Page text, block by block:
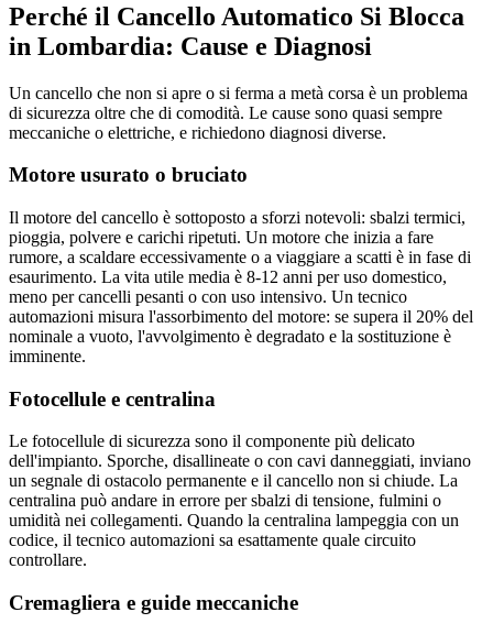
Perché il Cancello Automatico Si Blocca
in Lombardia: Cause e Diagnosi
Un cancello che non si apre o si ferma a metà corsa è un problema
di sicurezza oltre che di comodità. Le cause sono quasi sempre
meccaniche o elettriche, e richiedono diagnosi diverse.
Motore usurato o bruciato
Il motore del cancello è sottoposto a sforzi notevoli: sbalzi termici,
pioggia, polvere e carichi ripetuti. Un motore che inizia a fare
rumore, a scaldare eccessivamente o a viaggiare a scatti è in fase di
esaurimento. La vita utile media è 8-12 anni per uso domestico,
meno per cancelli pesanti o con uso intensivo. Un tecnico
automazioni misura l'assorbimento del motore: se supera il 20% del
nominale a vuoto, l'avvolgimento è degradato e la sostituzione è
imminente.
Fotocellule e centralina
Le fotocellule di sicurezza sono il componente più delicato
dell'impianto. Sporche, disallineate o con cavi danneggiati, inviano
un segnale di ostacolo permanente e il cancello non si chiude. La
centralina può andare in errore per sbalzi di tensione, fulmini o
umidità nei collegamenti. Quando la centralina lampeggia con un
codice, il tecnico automazioni sa esattamente quale circuito
controllare.
Cremagliera e guide meccaniche